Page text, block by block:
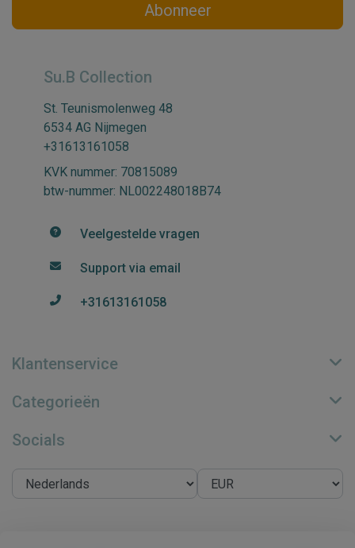
Abonneer
Su.B Collection
St. Teunismolenweg 48
6534 AG Nijmegen
+31613161058
KVK nummer: 70815089
btw-nummer: NL002248018B74
Veelgestelde vragen
Support via email
+31613161058
Klantenservice
Categorieën
Socials